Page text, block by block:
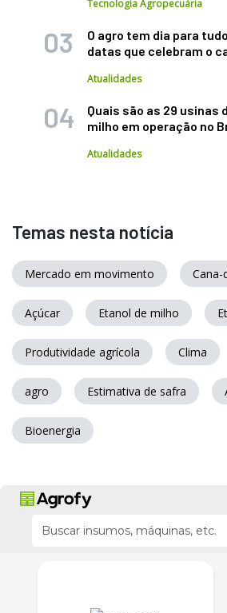
Tecnologia Agropecuária
O agro tem dia para
datas que celebram o
Atualidades
Quais são as 29 usinas
milho em operação no
Atualidades
Temas nesta notícia
Mercado em movimento Cana-
Açúcar Etanol de milho
Produtividade agrícola Clima
agro Estimativa de safra
Bioenergia